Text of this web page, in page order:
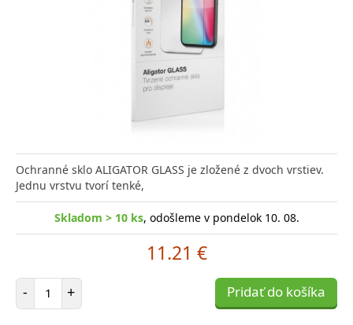
Ochranné sklo ALIGATOR GLASS je zložené z dvoch vrstiev.
Jednu vrstvu tvorí tenké,
Skladom > 10 ks, odošleme v pondelok 10. 08.
11.21 €
- Počet položiek
+ Pridať do košíka